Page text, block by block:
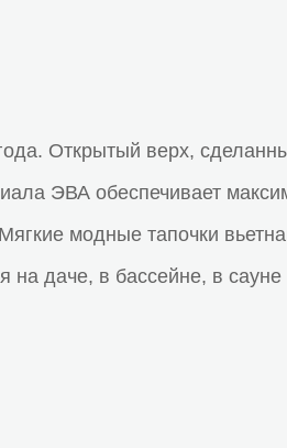
Открытый верх,
ЭВА обеспечивает
модные тапочки
на даче, в бассейне, в